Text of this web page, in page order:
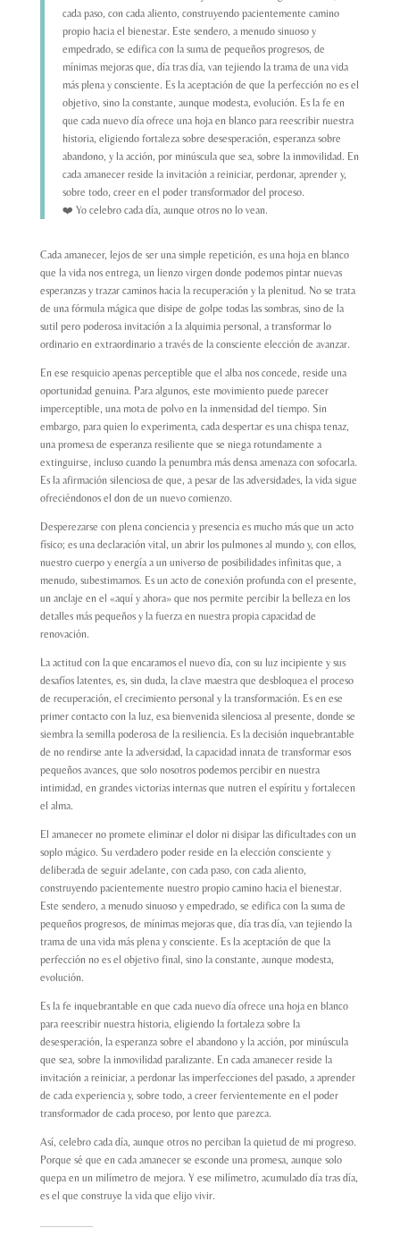
cada paso, con cada aliento, construyendo pacientemente camino
propio hacia el bienestar. Este sendero, a menudo sinuoso y
empedrado, se edifica con la suma de pequeños progresos, de
mínimas mejoras que, día tras día, van tejiendo la trama de una vida
más plena y consciente. Es la aceptación de que la perfección no es el
objetivo, sino la constante, aunque modesta, evolución. Es la fe en
que cada nuevo día ofrece una hoja en blanco para reescribir nuestra
historia, eligiendo fortaleza sobre desesperación, esperanza sobre
abandono, y la acción, por minúscula que sea, sobre la inmovilidad. En
cada amanecer reside la invitación a reiniciar, perdonar, aprender y,
sobre todo, creer en el poder transformador del proceso.
❤️ Yo celebro cada día, aunque otros no lo vean.
Cada amanecer, lejos de ser una simple repetición, es una hoja en blanco
que la vida nos entrega, un lienzo virgen donde podemos pintar nuevas
esperanzas y trazar caminos hacia la recuperación y la plenitud. No se trata
de una fórmula mágica que disipe de golpe todas las sombras, sino de la
sutil pero poderosa invitación a la alquimia personal, a transformar lo
ordinario en extraordinario a través de la consciente elección de avanzar.
En ese resquicio apenas perceptible que el alba nos concede, reside una
oportunidad genuina. Para algunos, este movimiento puede parecer
imperceptible, una mota de polvo en la inmensidad del tiempo. Sin
embargo, para quien lo experimenta, cada despertar es una chispa tenaz,
una promesa de esperanza resiliente que se niega rotundamente a
extinguirse, incluso cuando la penumbra más densa amenaza con sofocarla.
Es la afirmación silenciosa de que, a pesar de las adversidades, la vida sigue
ofreciéndonos el don de un nuevo comienzo.
Desperezarse con plena conciencia y presencia es mucho más que un acto
físico; es una declaración vital, un abrir los pulmones al mundo y, con ellos,
nuestro cuerpo y energía a un universo de posibilidades infinitas que, a
menudo, subestimamos. Es un acto de conexión profunda con el presente,
un anclaje en el «aquí y ahora» que nos permite percibir la belleza en los
detalles más pequeños y la fuerza en nuestra propia capacidad de
renovación.
La actitud con la que encaramos el nuevo día, con su luz incipiente y sus
desafíos latentes, es, sin duda, la clave maestra que desbloquea el proceso
de recuperación, el crecimiento personal y la transformación. Es en ese
primer contacto con la luz, esa bienvenida silenciosa al presente, donde se
siembra la semilla poderosa de la resiliencia. Es la decisión inquebrantable
de no rendirse ante la adversidad, la capacidad innata de transformar esos
pequeños avances, que solo nosotros podemos percibir en nuestra
intimidad, en grandes victorias internas que nutren el espíritu y fortalecen
el alma.
El amanecer no promete eliminar el dolor ni disipar las dificultades con un
soplo mágico. Su verdadero poder reside en la elección consciente y
deliberada de seguir adelante, con cada paso, con cada aliento,
construyendo pacientemente nuestro propio camino hacia el bienestar.
Este sendero, a menudo sinuoso y empedrado, se edifica con la suma de
pequeños progresos, de mínimas mejoras que, día tras día, van tejiendo la
trama de una vida más plena y consciente. Es la aceptación de que la
perfección no es el objetivo final, sino la constante, aunque modesta,
evolución.
Es la fe inquebrantable en que cada nuevo día ofrece una hoja en blanco
para reescribir nuestra historia, eligiendo la fortaleza sobre la
desesperación, la esperanza sobre el abandono y la acción, por minúscula
que sea, sobre la inmovilidad paralizante. En cada amanecer reside la
invitación a reiniciar, a perdonar las imperfecciones del pasado, a aprender
de cada experiencia y, sobre todo, a creer fervientemente en el poder
transformador de cada proceso, por lento que parezca.
Así, celebro cada día, aunque otros no perciban la quietud de mi progreso.
Porque sé que en cada amanecer se esconde una promesa, aunque solo
quepa en un milímetro de mejora. Y ese milímetro, acumulado día tras día,
es el que construye la vida que elijo vivir.